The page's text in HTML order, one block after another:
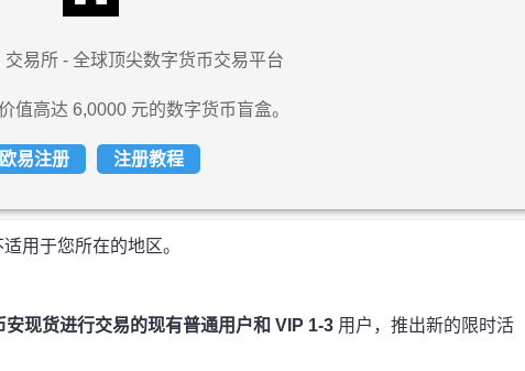
交易所 - 全球顶尖数字货币交易平台
值高达 6,0000 元的数字货币盲盒。
欧易注册 注册教程
用于您所在的地区。
安现货进行交易的现有普通用户和 VIP 1-3 用户，推出新的限时活